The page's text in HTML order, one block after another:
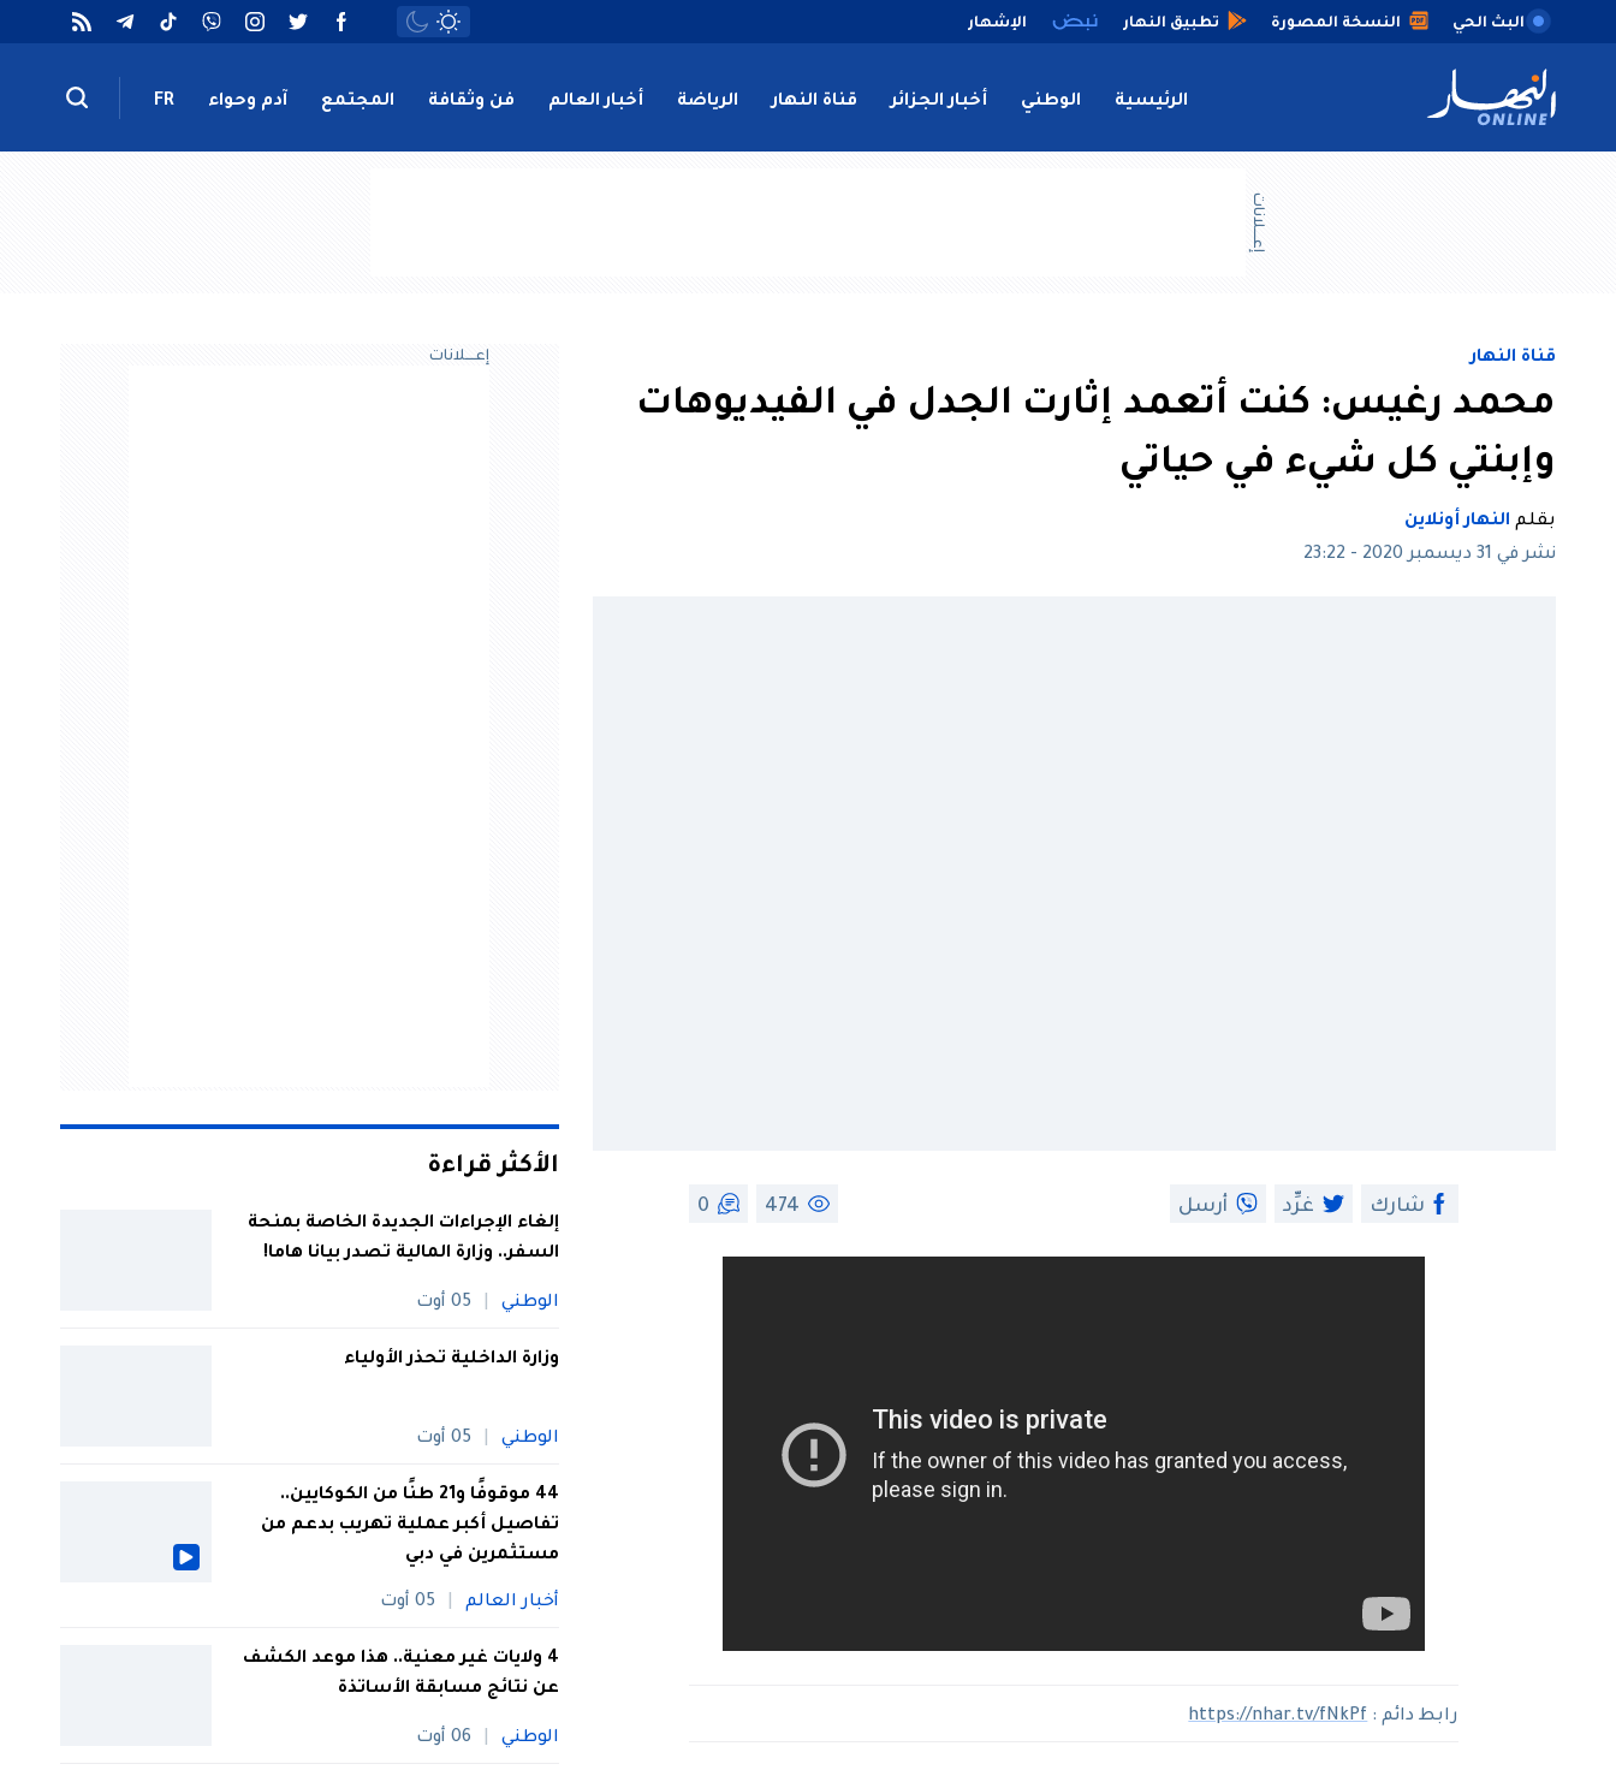
البث الحي النسخة المصورة تطبيق النهار الإشهار
الرئيسية الوطني أخبار الجزائر قناة النهار الرياضة أخبار العالم فن وثقافة المجتمع آدم وحواء FR
إعــــلانات
قناة النهار
محمد رغيس: كنت أتعمد إثارت الجدل في الفيديوهات
وإبنتي كل شيء في حياتي
بقلم النهار أونلاين
نشر في 31 ديسمبر 2020 - 23:22
شارك غرِّد أرسل 474
0
رابط دائم :https://nhar.tv/fNkPf
إعــــلانات
الأكثر قراءة
إلغاء الإجراءات الجديدة الخاصة بمنحة
السفر.. وزارة المالية تصدر بيانا هاما!
الوطني 05 أوت
وزارة الداخلية تحذر الأولياء
الوطني 05 أوت
44 موقوفًا و21 طنًا من الكوكايين..
تفاصيل أكبر عملية تهريب بدعم من
مستثمرين في دبي
أخبار العالم 05 أوت
4 ولايات غير معنية.. هذا موعد الكشف
عن نتائج مسابقة الأساتذة
الوطني 06 أوت